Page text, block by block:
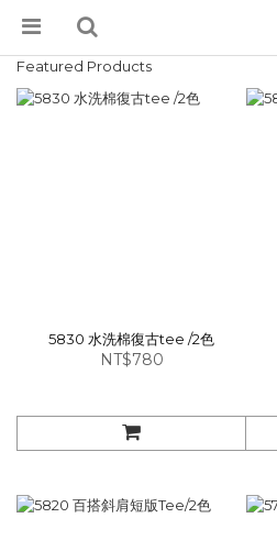
Featured Products
5830 水洗棉復古tee /2色
NT$780